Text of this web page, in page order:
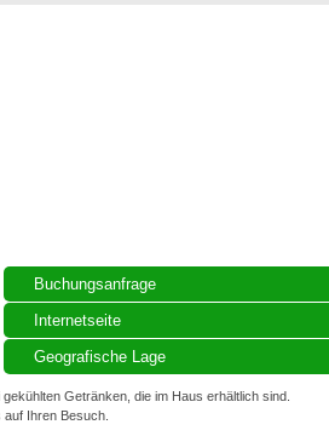
Buchungsanfrage
Internetseite
Geografische Lage
Getränken, die im Haus erhältlich sind.
Ihren Besuch.